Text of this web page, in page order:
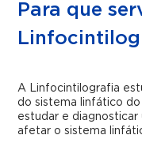
Para que
A Linfocintilografia
do sistema linfático
estudar e
afetar o sistema